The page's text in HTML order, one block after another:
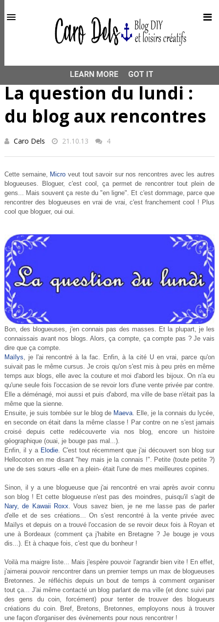
La question du lundi :
du blog aux rencontres
Caro Dels 21.10.13 4
Cette semaine, Micro veut tout savoir sur nos rencontres avec les autres
blogueuses. Bloguer, c'est cool, ça permet de rencontrer tout plein de
gens... Mais souvent ça reste du "en ligne". Et c'est dommage, parce que
rencontrer des blogueuses en vrai de vrai, c'est franchement cool ! Plus
cool que bloguer, oui oui.
Bon, des blogueuses, j'en connais pas des masses. Et la plupart, je les
connaissais avant nos blogs. Alors, ça compte, ça compte pas ? Je vais
dire que ça compte.
Maïlys , je l'ai rencontré à la fac. Enfin, à la cité U en vrai, parce qu'on
suivait pas le même cursus. Je crois qu'on s'est mis à peu près en même
temps aux blogs, elle avec la couture et moi d'abord les bijoux. On n'a eu
qu'une seule fois l'occasion de se revoir lors d'une vente privée par contre.
Elle a déménagé, moi aussi et puis d'abord, ma ville de base n'était pas la
même que la sienne.
Ensuite, je suis tombée sur le blog de Maeva . Elle, je la connais du lycée,
en seconde on était dans la même classe ! Par contre on ne s'est jamais
croisé depuis cette redécouverte via nos blog, encore un histoire
géographique (ouai, je bouge pas mal...).
Enfin, il y a Elodie. C'est tout récemment que j'ai découvert son blog sur
Hellocoton en me disant "hey mais je la connais !". Petite (toute petite ?)
une de ses sœurs -elle en a plein- était l'une de mes meilleures copines.
Sinon, il y a une blogueuse que j'ai rencontré en vrai après avoir connu
son blog ! Et cette blogueuse n'est pas des moindres, puisqu'il s'agit de
Nary, de Kawaii Roxx . Vous savez bien, je ne me lasse pas de parler
d'elle et de ses créations... On s'est rencontré à la vente privée avec
Maïlys et depuis on a trouvé l'occasion de se revoir deux fois à Royan et
une à Bordeaux (comment ça j'habite en Bretagne ? Je bouge je vous
dis...). Et à chaque fois, c'est que du bonheur !
Voilà ma maigre liste... Mais j'espère pouvoir l'agrandir bien vite ! En effet,
j'aimerai pouvoir rencontrer dans un premier temps un max de blogueuses
Bretonnes. Je réfléchis depuis un bout de temps à comment organiser
tout ça... J'ai même contacté un blog parlant de ma ville (et donc suivi par
des gens du coin, forcément) pour tenter de trouver des blogueurs
créations du coin. Bref, Bretons, Bretonnes, employons nous à trouver
une façon d'organiser des évènements pour nous rencontrer !
This site uses cookies from Google to deliver its services
and to analyze traffic. Your IP address and user-agent are
shared with Google along with performance and security
metrics to ensure quality of service, generate usage
LEARN MORE
GOT IT